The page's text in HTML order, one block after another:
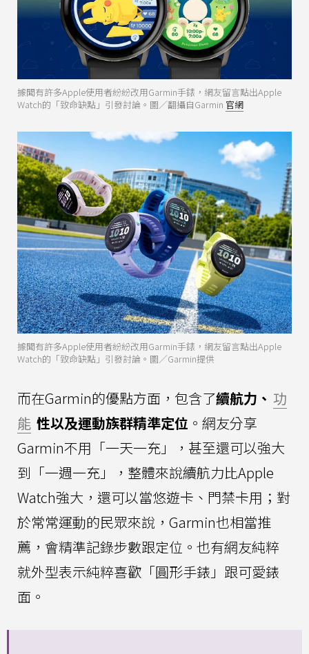
據聞有許多Apple使用者紛紛改用Garmin手錶，網友留言點出Apple
Watch的「致命缺點」引發討論。圖／翻攝自Garmin 官網
據聞有許多Apple使用者紛紛改用Garmin手錶，網友留言點出Apple
Watch的「致命缺點」引發討論。圖／Garmin提供
而在Garmin的優點方面，包含了續航力、 功
能 性以及運動族群精準定位 。網友分享
Garmin不用「一天一充」，甚至還可以強大
到「一週一充」，整體來說續航力比Apple
Watch強大，還可以當悠遊卡、門禁卡用；對
於常常運動的民眾來說，Garmin也相當推
薦，會精準記錄步數跟定位。也有網友純粹
就外型表示純粹喜歡「圓形手錶」跟可愛錶
面。